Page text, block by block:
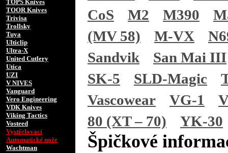
TOPS Knives
TOOR Knives
Trivisa
Trollsky
Tuya
Ulticlip
Ultra-X
United Cutlery
Utica
UZI
V NIVES
Vanguard
Vero Engineering
VDK Knives
Viking Tactics
Vosteed
Vystřelovací
Automatické nože
Wachtman
CoS
M2 M390
(MV 58)
M-VX
Sandvik
San Mai III
SK-5
SLD-Magic
Vascowear
VG-1
80 (XT – 70)
YK-30
Špičkové